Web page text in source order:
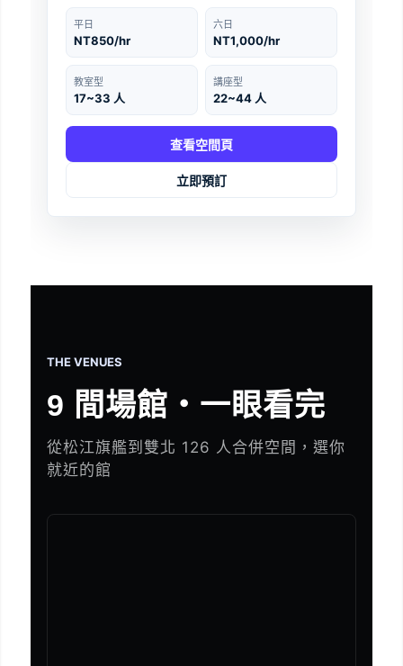
平日
NT850/hr
六日
NT1,000/hr
教室型
17~33 人
講座型
22~44 人
查看空間頁
立即預訂
THE VENUES
9 間場館・一眼看完
從松江旗艦到雙北 126 人合併空間，選你
就近的館